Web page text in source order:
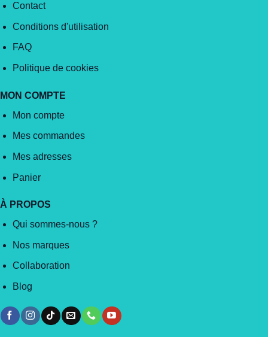
Contact
Conditions d'utilisation
FAQ
Politique de cookies
MON COMPTE
Mon compte
Mes commandes
Mes adresses
Panier
À PROPOS
Qui sommes-nous ?
Nos marques
Collaboration
Blog